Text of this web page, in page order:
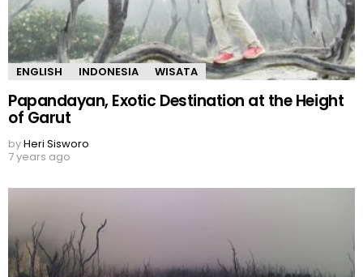
ENGLISH INDONESIA WISATA
Papandayan, Exotic Destination at the Height
of Garut
byHeri Sisworo
7 years ago